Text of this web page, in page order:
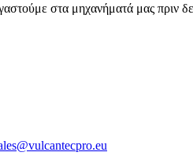
στα μηχανήματά μας πριν